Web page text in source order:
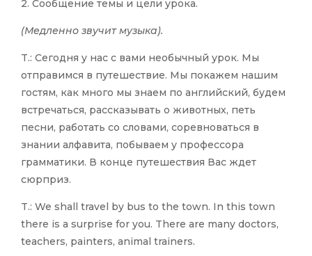
2. Сообщение темы и цели урока.
(Медленно звучит музыка).
T.: Сегодня у нас с вами необычный урок. Мы
отправимся в путешествие. Мы покажем нашим
гостям, как много мы знаем по английский, будем
встречаться, рассказывать о животных, петь
песни, работать со словами, соревноваться в
знании алфавита, побываем у профессора
грамматики. В конце путешествия Вас ждет
сюрприз.
T.: We shall travel by bus to the town. In this town
there is a surprise for you. There are many doctors,
teachers, painters, animal trainers.